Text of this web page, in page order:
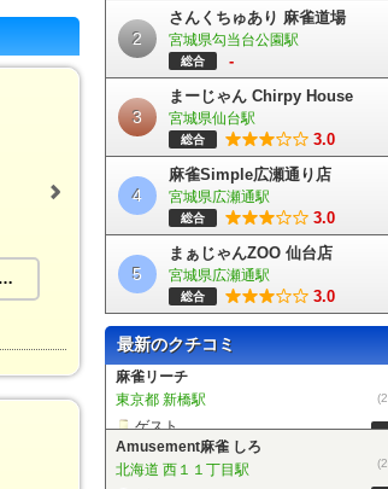
2
さんくちゅあり 麻雀道場
宮城県勾当台公園駅
総合 -
3
まーじゃん Chirpy House
宮城県仙台駅
総合 3.0
4
麻雀Simple広瀬通り店
宮城県広瀬通駅
総合 3.0
5
まぁじゃんZOO 仙台店
宮城県広瀬通駅
総合 3.0
最新のクチコミ
Amusement麻雀 しろ
北海道 西１１丁目駅
ゲスト
瓶ビールが飲み放題でよかった